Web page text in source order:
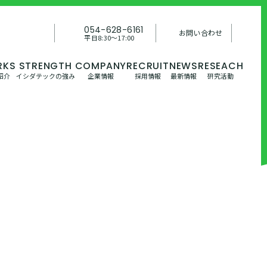
介 イシダテックの強み 企業情報 採用情報 最新情報 研究活動
054-628-6161
平日8:30〜17:00 お問い合わせ